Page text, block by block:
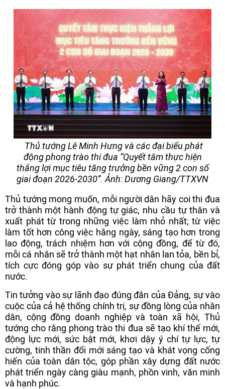
Thủ tướng Lê Minh Hưng và các đại biểu phát
động phong trào thi đua “Quyết tâm thực hiện
thắng lợi mục tiêu tăng trưởng bền vững 2 con số
giai đoạn 2026-2030”. Ảnh: Dương Giang/TTXVN
Thủ tướng mong muốn, mỗi người dân hãy coi thi đua
trở thành một hành động tự giác, nhu cầu tự thân và
xuất phát từ trong những việc làm nhỏ nhất; từ việc
làm tốt hơn công việc hằng ngày, sáng tạo hơn trong
lao động, trách nhiệm hơn với cộng đồng, để từ đó,
mỗi cá nhân sẽ trở thành một hạt nhân lan tỏa, bền bỉ,
tích cực đóng góp vào sự phát triển chung của đất
nước.
Tin tưởng vào sự lãnh đạo đúng đắn của Đảng, sự vào
cuộc của cả hệ thống chính trị, sự đồng lòng của nhân
dân, cộng đồng doanh nghiệp và toàn xã hội, Thủ
tướng cho rằng phong trào thi đua sẽ tạo khí thế mới,
động lực mới, sức bật mới, khơi dậy ý chí tự lực, tự
cường, tinh thần đổi mới sáng tạo và khát vọng cống
hiến của toàn dân tộc, góp phần xây dựng đất nước
phát triển ngày càng giàu mạnh, phồn vinh, văn minh
và hạnh phúc.